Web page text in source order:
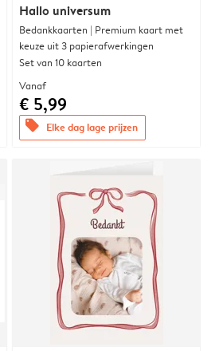
Hallo universum
Bedankkaarten | Premium kaart met
keuze uit 3 papierafwerkingen
Set van 10 kaarten
Vanaf
€ 5,99
offers Elke dag lage prijzen